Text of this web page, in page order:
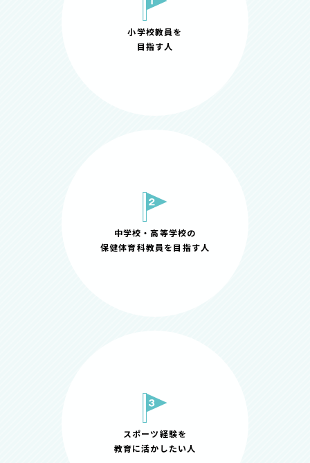
小学校教員を
目指す人
中学校・高等学校の
保健体育科教員を目指す人
スポーツ経験を
教育に活かしたい人